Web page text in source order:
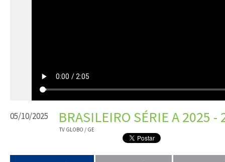
05/10/2025 BRASILEIRO SÉRIE A 2025 -
TV GLOBO / GE